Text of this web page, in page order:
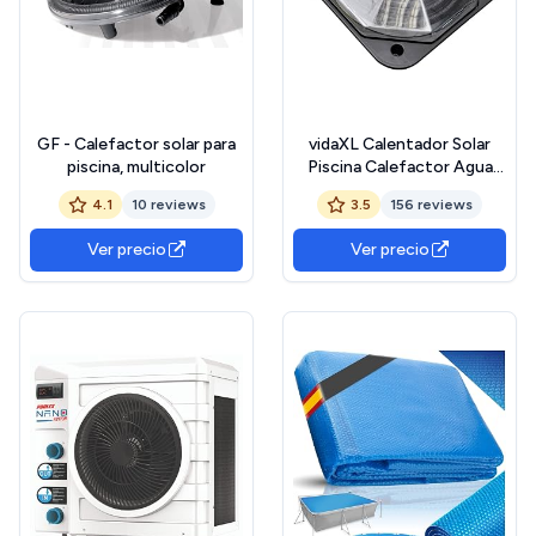
GF - Calefactor solar para
piscina, multicolor
4.1 10 reviews
Ver precio
vidaXL Calentador Solar
Piscina Calefactor Agua
SPA Hidromasaje Bañera
3.5 156 reviews
Ver precio